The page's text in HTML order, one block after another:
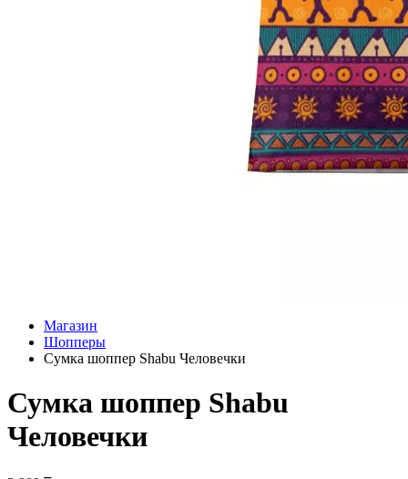
Магазин
Шопперы
Сумка шоппер Shabu Человечки
Сумка шоппер Shabu
Человечки